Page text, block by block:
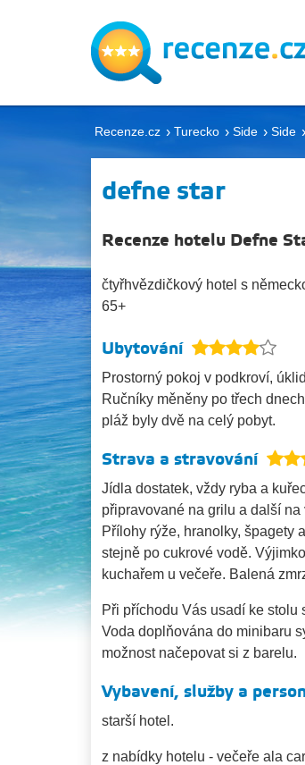
Recenze.cz Turecko Side Side
defne star
Recenze hotelu Defne
čtyřhvězdičkový hotel s
65+
Ubytování
Prostorný pokoj v podkroví,
Ručníky měněny po třech
pláž byly dvě na celý pobyt.
Strava a stravování
Jídla dostatek, vždy ryba a
připravované na grilu a další na
Přílohy rýže, hranolky, špagety
stejně po cukrové vodě.
kuchařem u večeře. Balená
Při příchodu Vás usadí ke
Voda doplňována do minibaru
možnost načepovat si z barelu.
Vybavení, služby a
starší hotel.
z nabídky hotelu - večeře ala